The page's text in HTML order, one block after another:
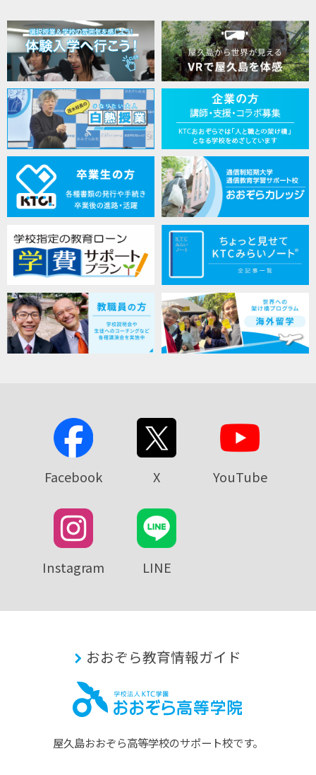
Facebook X YouTube
Instagram LINE
おおぞら教育情報ガイド
屋久島おおぞら⾼等学校のサポート校です。